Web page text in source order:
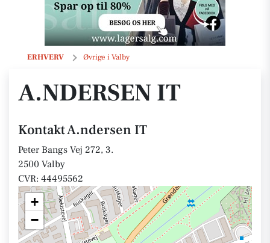
ERHVERV Øvrige i Valby
A.ndersen IT
A.NDERSEN IT
Kontakt A.ndersen IT
Peter Bangs Vej 272, 3.
2500 Valby
CVR: 44495562
+
−